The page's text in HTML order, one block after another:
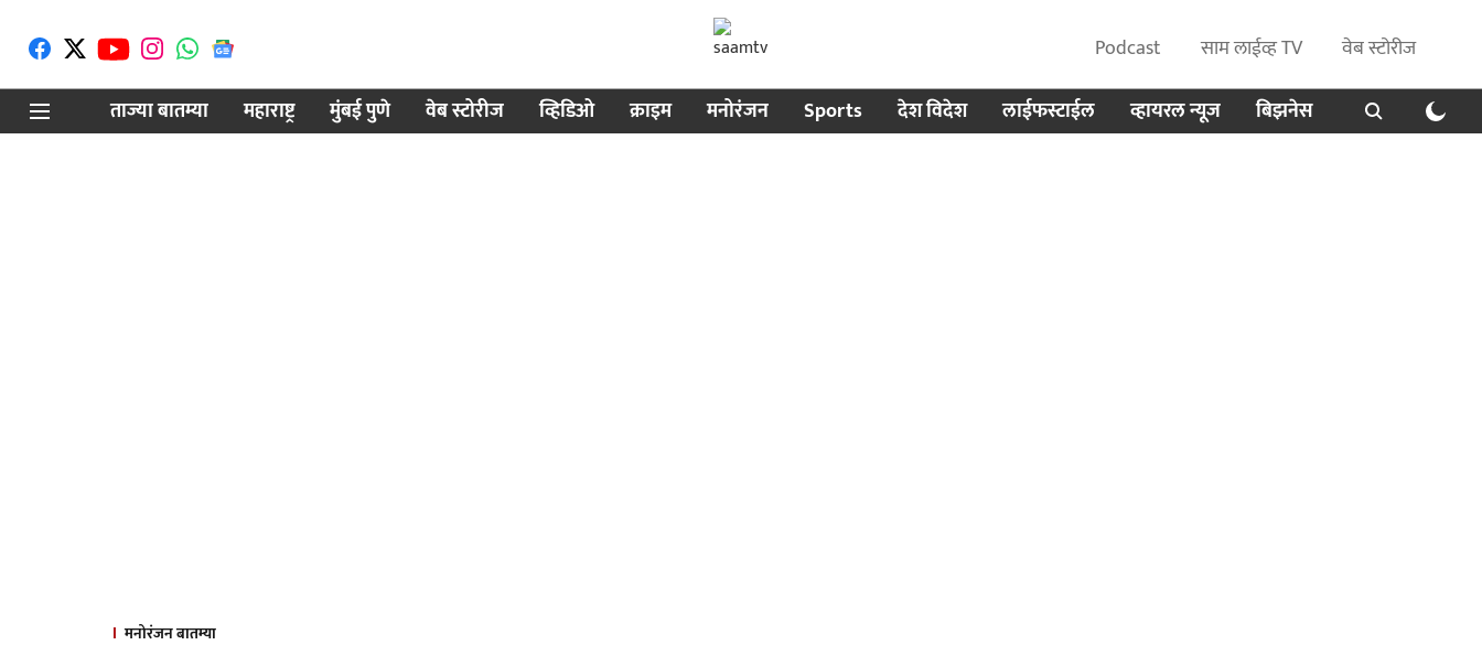
Podcast साम लाईव्ह TV
वेब स्टोरीज
ताज्या बातम्या
महाराष्ट्र मुंबई पुणे वेब स्टोरीज व्हिडिओ क्राइम मनोरंजन Sports देश विदेश लाईफस्टाईल व्हायरल न्यूज बिझनेस
मनोरंजन बातम्या